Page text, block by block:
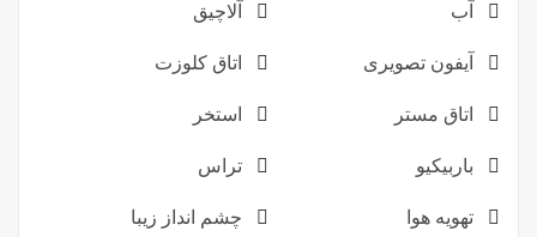
آب آلاچیق
آیفون تصویری اتاق کلوزت
اتاق مستر استخر
باربیکیو تراس
تهویه هوا چشم انداز زیبا